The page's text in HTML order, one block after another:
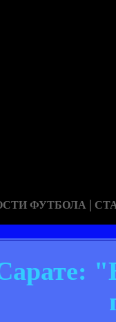
ФУТБОЛА |